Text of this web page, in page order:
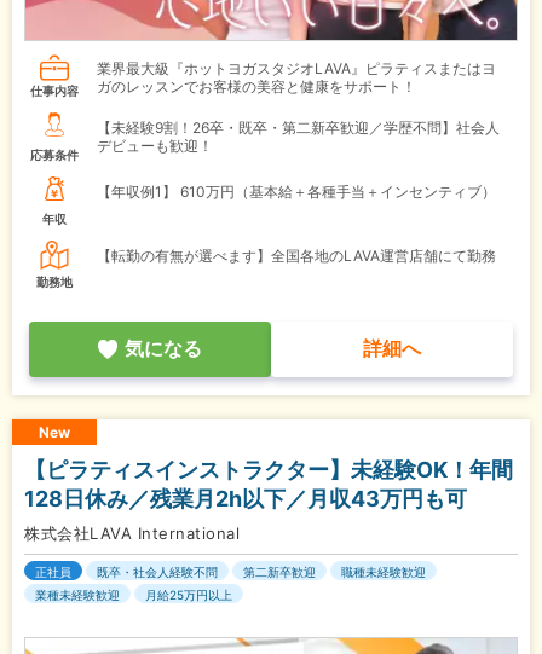
仕事内容
業界最大級『ホットヨガスタジオLAVA』ピラティスまたはヨ
ガのレッスンでお客様の美容と健康をサポート！
応募条件
【未経験9割！26卒・既卒・第二新卒歓迎／学歴不問】社会人
デビューも歓迎！
年収
【年収例1】 610万円（基本給＋各種手当＋インセンティブ）
勤務地
【転勤の有無が選べます】全国各地のLAVA運営店舗にて勤務
気になる 詳細へ
New
【ピラティスインストラクター】未経験OK！年間
128日休み／残業月2h以下／月収43万円も可
株式会社LAVA International
正社員 既卒・社会人経験不問 第二新卒歓迎
職種未経験歓迎
業種未経験歓迎
月給25万円以上